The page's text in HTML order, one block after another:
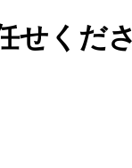
せくだ